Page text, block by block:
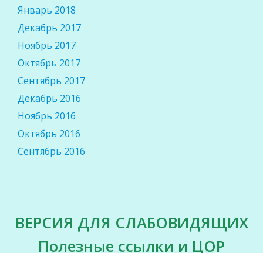
Январь 2018
Декабрь 2017
Ноябрь 2017
Октябрь 2017
Сентябрь 2017
Декабрь 2016
Ноябрь 2016
Октябрь 2016
Сентябрь 2016
SECONDARY
MENU
ВЕРСИЯ ДЛЯ СЛАБОВИДЯЩИХ
Полезные ссылки и ЦОР